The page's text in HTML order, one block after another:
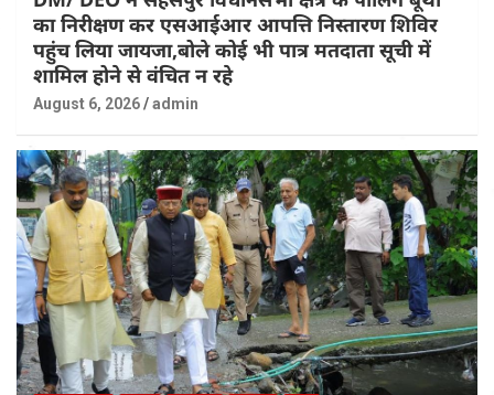
का निरीक्षण कर एसआईआर आपत्ति निस्तारण शिविर
पहुंच लिया जायजा,बोले कोई भी पात्र मतदाता सूची में
शामिल होने से वंचित न रहे
August 6, 2026 admin